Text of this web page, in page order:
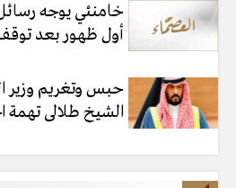
خامنئي يوجه
أول ظهور بعد
حبس وتغريم وزير
الشيخ طلالى تهمة